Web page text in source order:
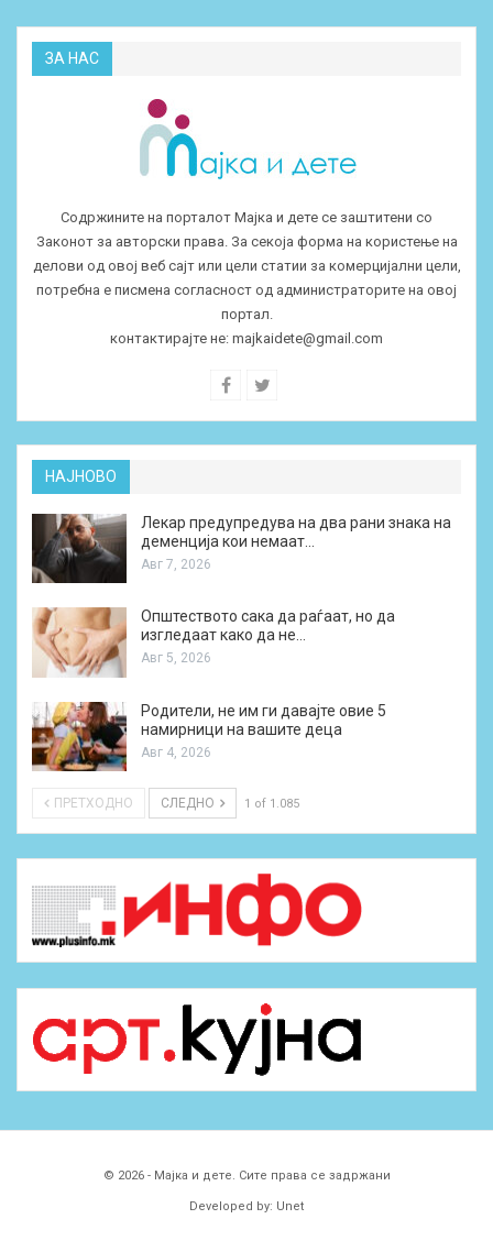
ЗА НАС
Содржините на порталот Мајка и дете се заштитени со
Законот за авторски права. За секоја форма на користење на
делови од овој веб сајт или цели статии за комерцијални цели,
потребна е писмена согласност од администраторите на овој
портал.
контактирајте не: majkaidete@gmail.com
НАЈНОВО
Лекар предупредува на два рани знака на
деменција кои немаат…
Авг 7, 2026
Општеството сака да раѓаат, но да
изгледаат како да не…
Авг 5, 2026
Родители, не им ги давајте овие 5
намирници на вашите деца
Авг 4, 2026
ПРЕТХОДНО СЛЕДНО 1 of 1.085
© 2026 - Мајка и дете. Сите права се задржани
Developed by: Unet